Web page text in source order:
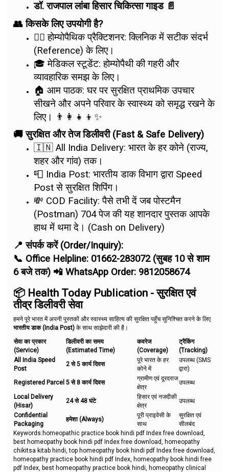
डॉ. राजपाल लांबा हिसार चिकित्सा गाइड 📄
👥 किसके लिए उपयोगी है?
👨‍⚕️ होम्योपैथिक प्रैक्टिशनर: क्लिनिक में सटीक संदर्भ
(Reference) के लिए।
🎓 मेडिकल स्टूडेंट: होम्योपैथी की गहरी और
व्यावहारिक समझ के लिए।
🏠 आम पाठक: घर पर सुरक्षित प्राथमिक उपचार
सीखने और अपने परिवार के स्वास्थ्य को समृद्ध रखने के
लिए। 👨‍👩‍👧‍👦✨
🚚 सुरक्षित और तेज डिलीवरी (Fast & Safe Delivery)
🇮🇳 All India Delivery: भारत के हर कोने (राज्य,
शहर और गांव) तक।
📮 India Post: भारतीय डाक विभाग द्वारा Speed
Post से सुरक्षित शिपिंग।
💸 COD Facility: पैसे तभी दें जब पोस्टमैन
(Postman) 704 पेज की यह शानदार पुस्तक आपके
हाथ में थमा दे। (Cash on Delivery)
📍 संपर्क करें (Order/Inquiry):
📞 Office Helpline: 01662-283072 (सुबह 10 से शाम
6 बजे तक) 📲 WhatsApp Order: 9812058674
📦 Health Today Publication - सुरक्षित एवं
तीव्र डिलीवरी सेवा
हमने पूरे भारत में अपनी पुस्तकों और स्वास्थ्य साहित्य की सुरक्षित पहुँच सुनिश्चित करने के लिए
भारतीय डाक (India Post) के साथ साझेदारी की है।
सेवा का प्रकार
(Service)
डिलीवरी का समय
(Estimated Time)
कवरेज
(Coverage)
ट्रैकिंग
(Tracking)
All India Speed
Post
2 से 5 कार्य दिवस
पूरे भारत के हर
कोने में
उपलब्ध (SMS
द्वारा)
Registered Parcel 5 से 8 कार्य दिवस
ग्रामीण एवं दूरदराज
क्षेत्र
उपलब्ध
Local Delivery
(Hisar)
24 से 48 घंटे
हिसार एवं नजदीकी
क्षेत्र
उपलब्ध
Confidential
Packaging
हमेशा (Always)
पूरी प्राइवेसी के
साथ
सुरक्षित एवं
सीलबंद
Keywords:homeopathic practice book hindi pdf Index free download,
best homeopathy book hindi pdf Index free download, homeopathy
chikitsa kitab hindi, top homeopathy book hindi pdf Index free download,
homeopathy practice book hindi pdf Index, homeopathy book hindi free
pdf Index, best homeopathy practice book hindi, homeopathy clinical